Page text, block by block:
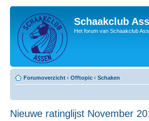
Schaakclub
Het forum van Schaakclub
Forumoverzicht ‹ Offtopic ‹ Schaken
Nieuwe ratinglijst November